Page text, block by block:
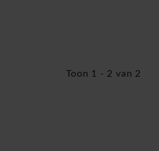
Toon 1 - 2 van 2